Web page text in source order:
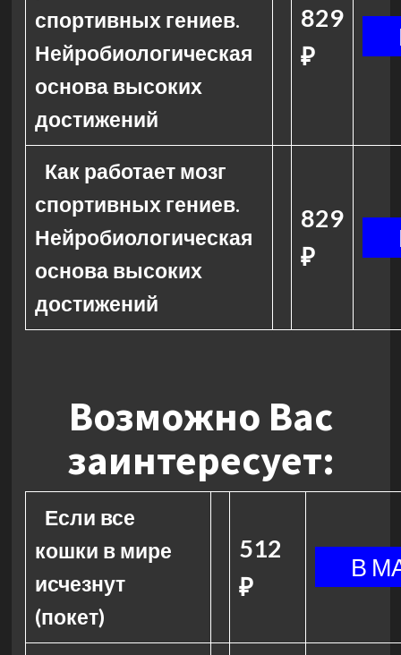
спортивных гениев.
Нейробиологическая
основа высоких
достижений
829
₽
Как работает мозг
спортивных гениев.
Нейробиологическая
основа высоких
достижений
829
₽
Возможно Вас
заинтересует:
Если все
кошки в мире
исчезнут
(покет)
512
₽